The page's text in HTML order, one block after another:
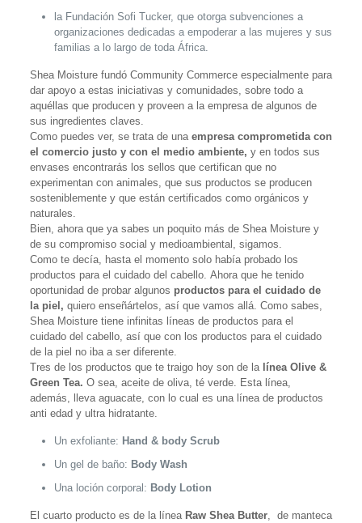
la Fundación Sofi Tucker, que otorga subvenciones a
organizaciones dedicadas a empoderar a las mujeres y sus
familias a lo largo de toda África.
Shea Moisture fundó Community Commerce especialmente para
dar apoyo a estas iniciativas y comunidades, sobre todo a
aquéllas que producen y proveen a la empresa de algunos de
sus ingredientes claves.
Como puedes ver, se trata de una empresa comprometida con
el comercio justo y con el medio ambiente, y en todos sus
envases encontrarás los sellos que certifican que no
experimentan con animales, que sus productos se producen
sosteniblemente y que están certificados como orgánicos y
naturales.
Bien, ahora que ya sabes un poquito más de Shea Moisture y
de su compromiso social y medioambiental, sigamos.
Como te decía, hasta el momento solo había probado los
productos para el cuidado del cabello. Ahora que he tenido
oportunidad de probar algunos productos para el cuidado de
la piel, quiero enseñártelos, así que vamos allá. Como sabes,
Shea Moisture tiene infinitas líneas de productos para el
cuidado del cabello, así que con los productos para el cuidado
de la piel no iba a ser diferente.
Tres de los productos que te traigo hoy son de la línea Olive &
Green Tea. O sea, aceite de oliva, té verde. Esta línea,
además, lleva aguacate, con lo cual es una línea de productos
anti edad y ultra hidratante.
Un exfoliante: Hand & body Scrub
Un gel de baño: Body Wash
Una loción corporal: Body Lotion
El cuarto producto es de la línea Raw Shea Butter, de manteca